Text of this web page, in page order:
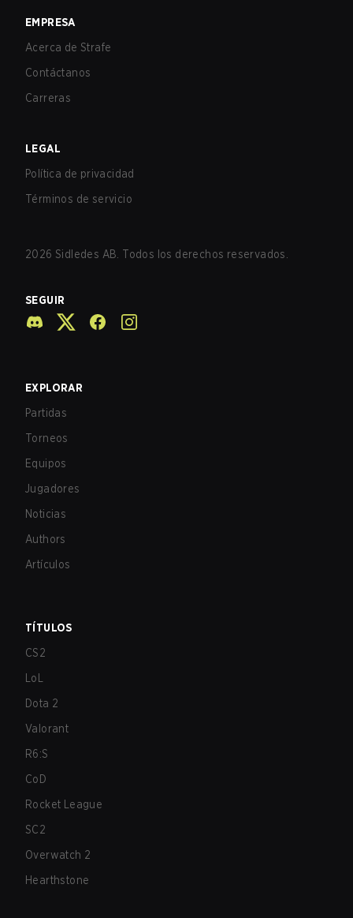
EMPRESA
Acerca de Strafe
Contáctanos
Carreras
LEGAL
Política de privacidad
Términos de servicio
2026 Sidledes AB. Todos los derechos reservados.
SEGUIR
EXPLORAR
Partidas
Torneos
Equipos
Jugadores
Noticias
Authors
Artículos
TÍTULOS
CS2
LoL
Dota 2
Valorant
R6:S
CoD
Rocket League
SC2
Overwatch 2
Hearthstone